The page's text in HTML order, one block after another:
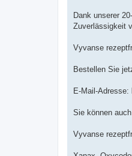
Dank unserer
Zuverlässigkeit
Vyvanse
Bestellen Sie
E-Mail-Adresse:
Sie können
Vyvanse